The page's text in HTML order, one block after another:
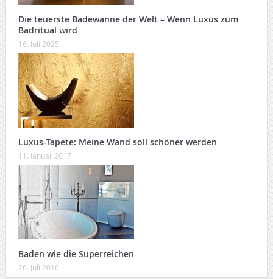
Die teuerste Badewanne der Welt – Wenn Luxus zum
Badritual wird
16. Juli 2025
Luxus-Tapete: Meine Wand soll schöner werden
11. Januar 2017
Baden wie die Superreichen
26. Juli 2016